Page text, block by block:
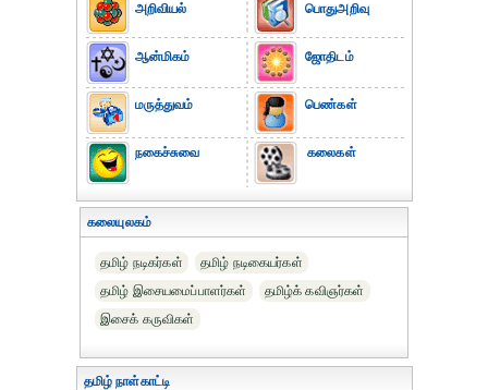
அறிவியல்
ஆன்மிகம்
மருத்துவம்
நகைச்சுவை
பொதுஅறிவு
ஜோதிடம்
பெண்கள்
கலைகள்
கலையுலகம்
தமிழ் நடிகர்கள்
தமிழ் நடிகையர்கள்
தமிழ் இசையமைப்பாளர்கள்
தமிழ்க் கவிஞர்கள்
இசைக் கருவிகள்
தமிழ் நாள்காட்டி